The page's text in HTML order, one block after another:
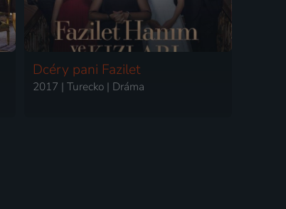
Dcéry pani Fazilet
2017 | Turecko | Dráma